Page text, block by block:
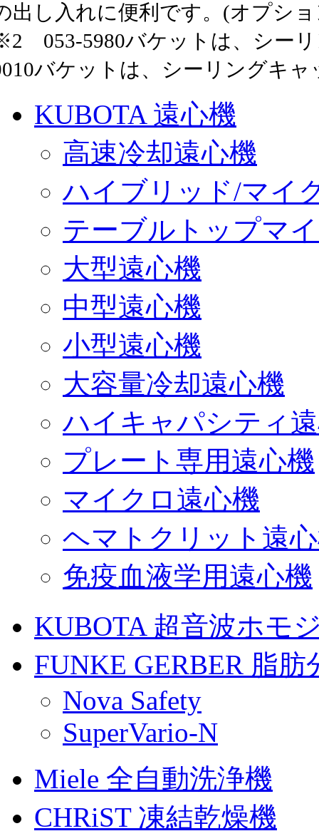
出し入れに便利です。(オプシ
053-5980バケットは、シーリ
バケットは、シーリングキャ
KUBOTA 遠心機
高速冷却遠心機
ハイブリッド/マイ
テーブルトップマ
大型遠心機
中型遠心機
小型遠心機
大容量冷却遠心機
ハイキャパシティ
プレート専用遠心機
マイクロ遠心機
ヘマトクリット遠
免疫血液学用遠心機
KUBOTA 超音波ホモ
FUNKE GERBER 脂
Nova Safety
SuperVario-N
Miele 全自動洗浄機
CHRiST 凍結乾燥機